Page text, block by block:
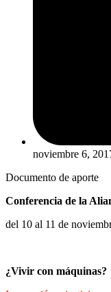
noviembre 6,
Documento de aporte
Conferencia de la
del 10 al 11 de
¿Vivir con máquinas?